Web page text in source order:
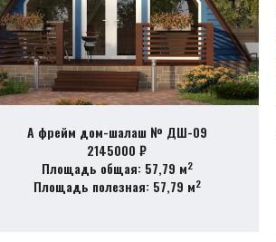
А фрейм дом-шалаш № ДШ-09
2145000 ₽
Площадь общая: 57,79 м2
Площадь полезная: 57,79 м2